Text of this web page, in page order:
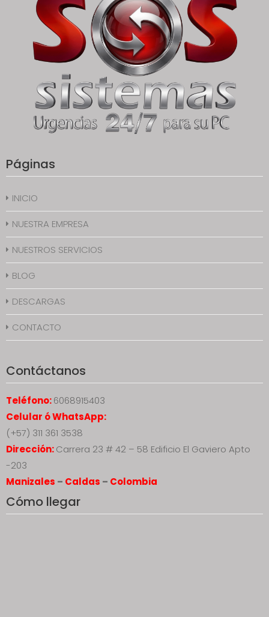
Páginas
INICIO
NUESTRA EMPRESA
NUESTROS SERVICIOS
BLOG
DESCARGAS
CONTACTO
Contáctanos
Teléfono:6068915403
Celular ó WhatsApp:
(+57) 311 361 3538
Dirección:Carrera 23 # 42 – 58 Edificio El Gaviero Apto
-203
Manizales – Caldas – Colombia
Cómo llegar